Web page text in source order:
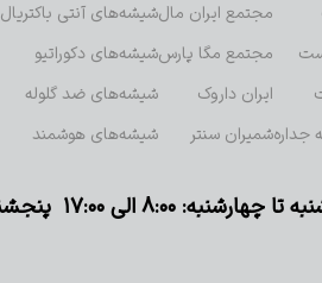
مجتمع ایران مال
مجتمع مگا پارس
ایران داروک
شمیران سنتر
شیشه‌های آنتی باکتریال
شیشه‌های دکوراتیو
شیشه‌های ضد گلوله
شیشه‌های هوشمند
۱۷:۰۰ پنجشنبه: ۸:۰۰ الی ۱۳:۰۰